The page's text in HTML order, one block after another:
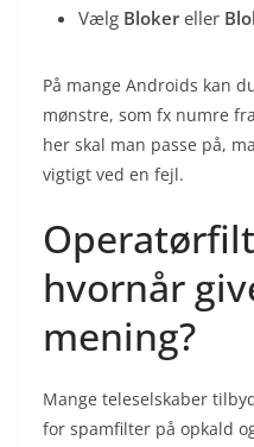
Vælg Blokereller
På mange Androids kan
mønstre, som fx numre
her skal man passe på,
vigtigt ved en fejl.
hvornår
mening?
Mange teleselskaber
for spamfilter på opkald